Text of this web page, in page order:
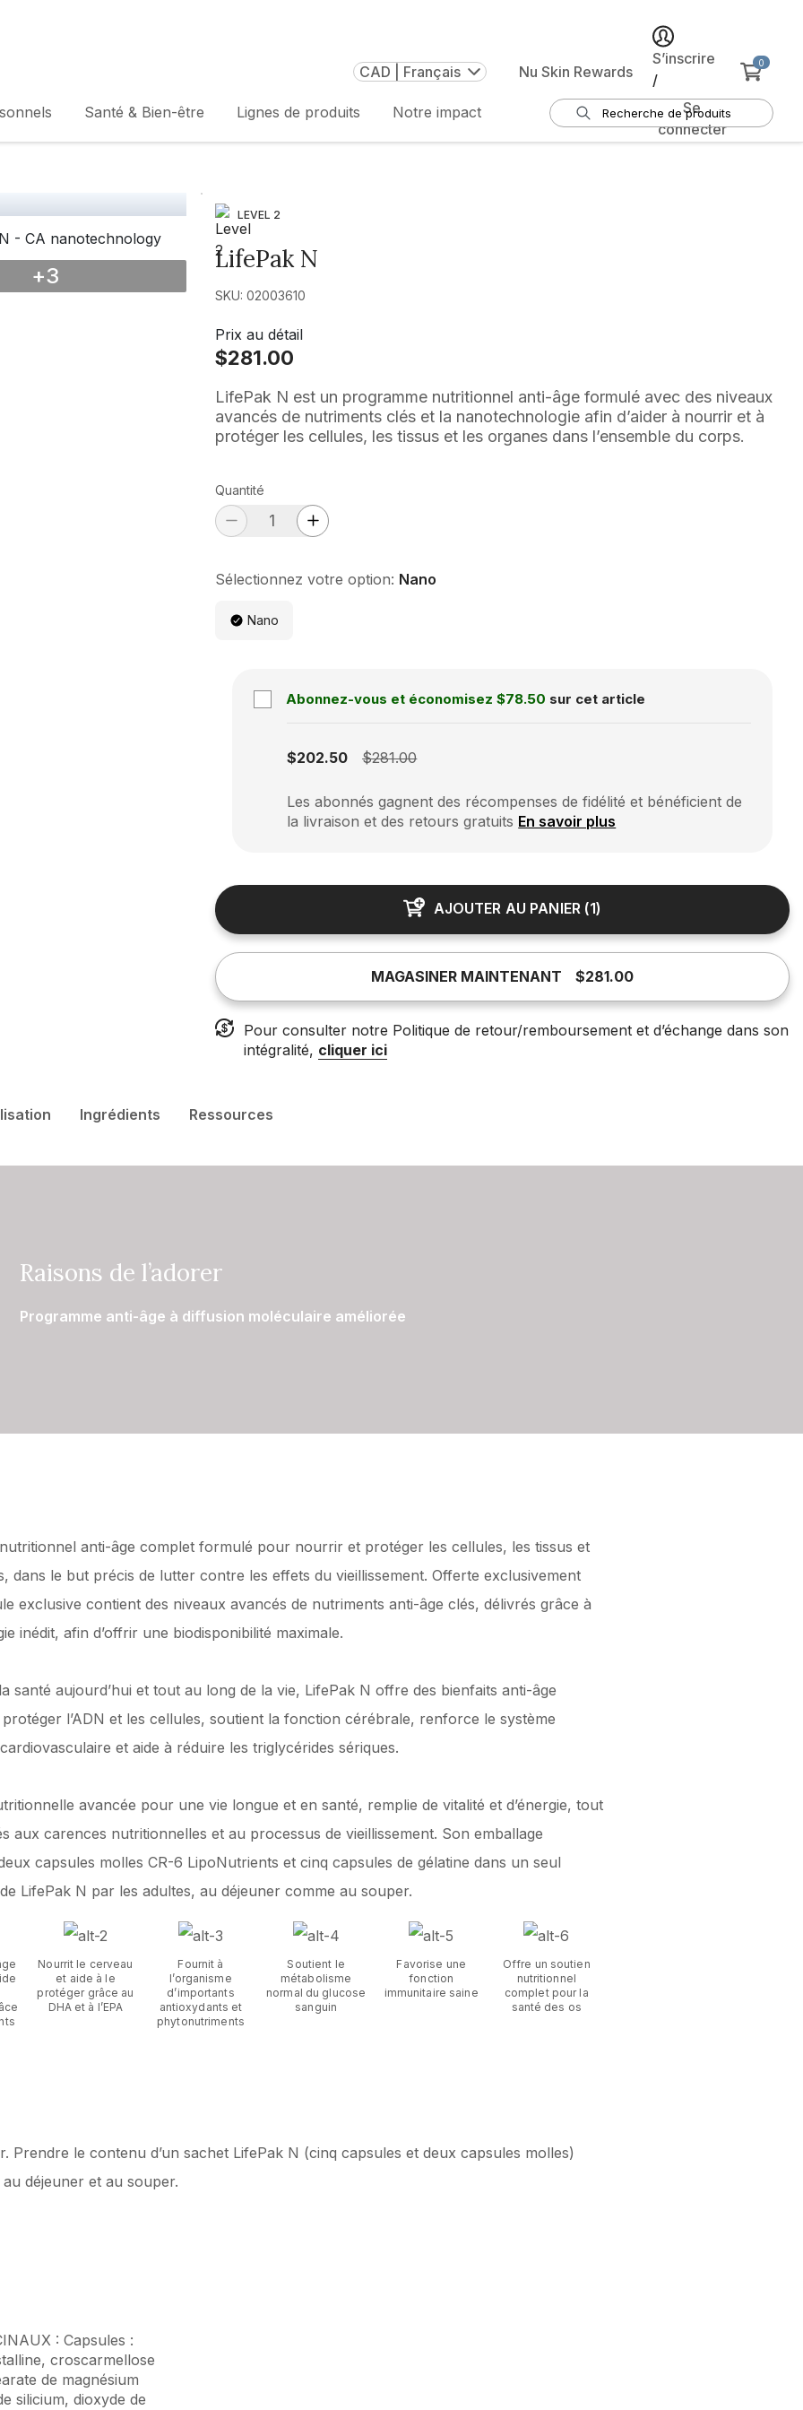
CAD | Français Nu Skin Rewards
S’inscrire
/
Se
connecter
0
Santé & Bien-être Lignes de produits Notre impact
+3
LEVEL 2
LifePak N
SKU: 02003610
Prix au détail
$281.00
LifePak N est un programme nutritionnel anti-âge formulé avec des niveaux
avancés de nutriments clés et la nanotechnologie afin d’aider à nourrir et à
protéger les cellules, les tissus et les organes dans l’ensemble du corps.
Quantité
Sélectionnez votre option: Nano
Nano
Abonnez-vous et économisez $78.50 sur cet article
$202.50
$281.00
Les abonnés gagnent des récompenses de fidélité et bénéficient de
la livraison et des retours gratuits En savoir plus
AJOUTER AU PANIER (1)
MAGASINER MAINTENANT $281.00
Pour consulter notre Politique de retour/remboursement et d’échange dans son
intégralité, cliquer ici
Ingrédients Ressources
Raisons de l’adorer
Programme anti-âge à diffusion moléculaire améliorée
anti-âge complet formulé pour nourrir et protéger les cellules, les tissus et
dans le but précis de lutter contre les effets du vieillissement. Offerte exclusivement
exclusive contient des niveaux avancés de nutriments anti-âge clés, délivrés grâce à
inédit, afin d’offrir une biodisponibilité maximale.
santé aujourd’hui et tout au long de la vie, LifePak N offre des bienfaits anti-âge
l’ADN et les cellules, soutient la fonction cérébrale, renforce le système
et aide à réduire les triglycérides sériques.
avancée pour une vie longue et en santé, remplie de vitalité et d’énergie, tout
aux carences nutritionnelles et au processus de vieillissement. Son emballage
capsules molles CR-6 LipoNutrients et cinq capsules de gélatine dans un seul
LifePak N par les adultes, au déjeuner comme au souper.
Nourrit le cerveau
et aide à le
protéger grâce au
DHA et à l’EPA
Fournit à
l’organisme
d’importants
antioxydants et
phytonutriments
Soutient le
métabolisme
normal du glucose
sanguin
Favorise une
fonction
immunitaire saine
Offre un soutien
nutritionnel
complet pour la
santé des os
Prendre le contenu d’un sachet LifePak N (cinq capsules et deux capsules molles)
déjeuner et au souper.
: Capsules :
croscarmellose
de magnésium
silicium, dioxyde de